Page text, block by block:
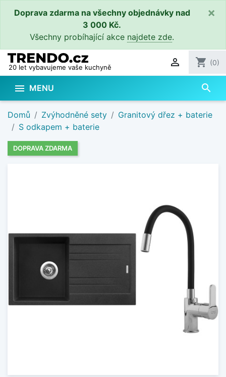
Doprava zdarma na všechny objednávky nad
3 000 Kč.
Všechny probíhající akce najdete zde.
×
20 let vybavujeme vaše kuchyně  shopping_cart (0)
 MENU search
Domů Zvýhodněné sety
Granitový dřez + baterie
S odkapem + baterie
DOPRAVA ZDARMA